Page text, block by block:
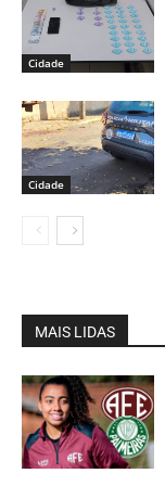
Cidade
Cidade
MAIS LIDAS